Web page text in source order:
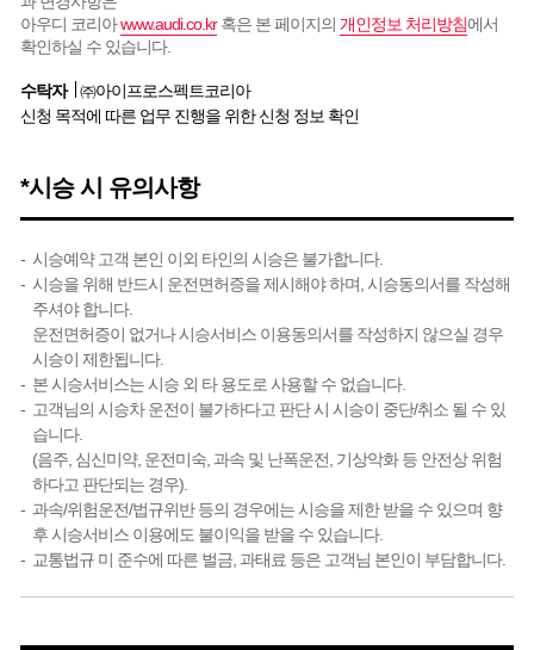
아우디 코리아www.audi.co.kr혹은 본 페이지의 개인정보 처리방침에서
확인하실 수 있습니다.
수탁자
㈜아이프로스펙트코리아
신청 목적에 따른 업무 진행을 위한 신청 정보 확인
*시승 시 유의사항
시승예약 고객 본인 이외 타인의 시승은 불가합니다.
시승을 위해 반드시 운전면허증을 제시해야 하며, 시승동의서를 작성해
주셔야 합니다.
운전면허증이 없거나 시승서비스 이용동의서를 작성하지 않으실 경우
시승이 제한됩니다.
본 시승서비스는 시승 외 타 용도로 사용할 수 없습니다.
고객님의 시승차 운전이 불가하다고 판단 시 시승이 중단/취소 될 수 있
습니다.
(음주, 심신미약, 운전미숙, 과속 및 난폭운전, 기상악화 등 안전상 위험
하다고 판단되는 경우).
과속/위험운전/법규위반 등의 경우에는 시승을 제한 받을 수 있으며 향
후 시승서비스 이용에도 불이익을 받을 수 있습니다.
교통법규 미 준수에 따른 벌금, 과태료 등은 고객님 본인이 부담합니다.